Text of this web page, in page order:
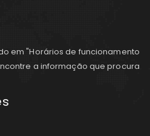
em "Horários de funcionamento
a informação que procura